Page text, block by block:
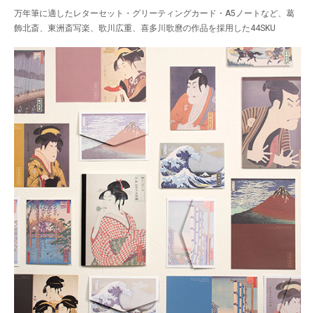
万年筆に適したレターセット・グリーティングカード・A5ノートなど、葛
飾北斎、東洲斎写楽、歌川広重、喜多川歌麿の作品を採用した44SKU